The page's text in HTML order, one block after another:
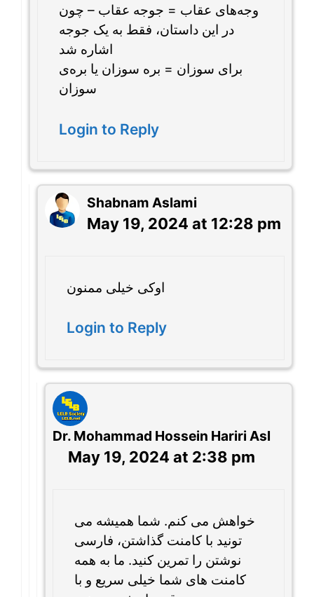
وجه‌های عقاب = جوجه عقاب – چون
در این داستان، فقط به یک جوجه
اشاره شد
برای سوزان = بره سوزان یا بره‌ی
سوزان
Login to Reply
Shabnam Aslami
May 19, 2024 at 12:28 pm
اوکی خیلی ممنون
Login to Reply
Dr. Mohammad Hossein Hariri Asl
May 19, 2024 at 2:38 pm
خواهش می کنم. شما همیشه می
تونید با کامنت گذاشتن، فارسی
نوشتن را تمرین کنید. ما به همه
کامنت های شما خیلی سریع و با